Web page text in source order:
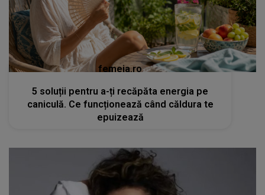
femeia.ro
5 soluții pentru a-ți recăpăta energia pe
caniculă. Ce funcționează când căldura te
epuizează